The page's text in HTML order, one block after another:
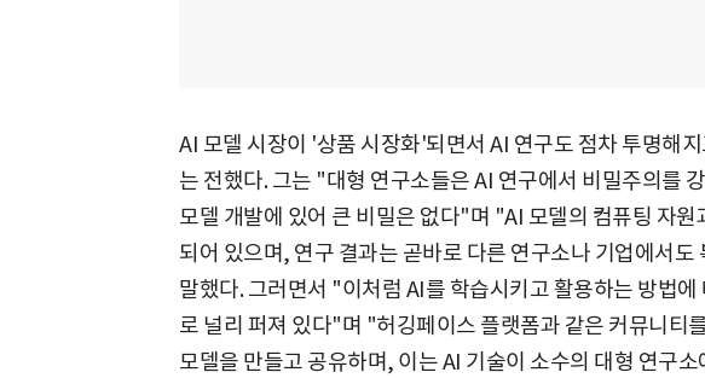
AI 모델 시장이 '상품 시장화'되면서 AI 연구도 점차 투명해
는 전했다. 그는 "대형 연구소들은 AI 연구에서 비밀주의를
모델 개발에 있어 큰 비밀은 없다"며 "AI 모델의 컴퓨팅 자원
되어 있으며, 연구 결과는 곧바로 다른 연구소나 기업에서도
말했다. 그러면서 "이처럼 AI를 학습시키고 활용하는 방법에
로 널리 퍼져 있다"며 "허깅페이스 플랫폼과 같은 커뮤니티
모델을 만들고 공유하며, 이는 AI 기술이 소수의 대형 연구소